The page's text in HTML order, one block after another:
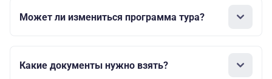
Может ли измениться программа тура?
Какие документы нужно взять?